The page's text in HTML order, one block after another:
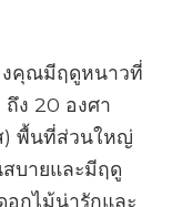
คุณมีฤดูหนาวที่
ง 20 องศา
) พื้นที่ส่วนใหญ่
บายและมีฤดู
กไม้น่ารักและ